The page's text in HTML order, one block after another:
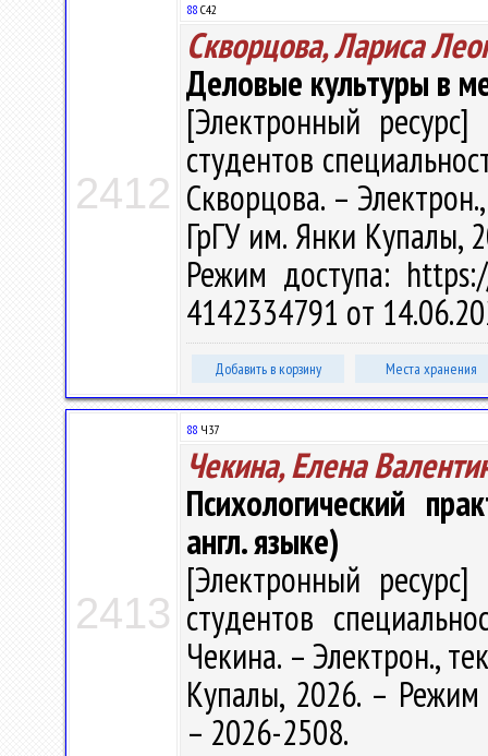
2412
88 С42
Скворцова, Лариса
Деловые культуры в
[Электронный
студентов
Скворцова. –
ГрГУ им. Янки Купалы,
Режим доступа:
4142334791 от
Добавить в корзину Места хранения
2413
88 Ч37
Чекина, Елена
Психологический
англ. языке)
[Электронный
студентов
Чекина. – Электрон.,
Купалы, 2026. –
– 2026-2508.